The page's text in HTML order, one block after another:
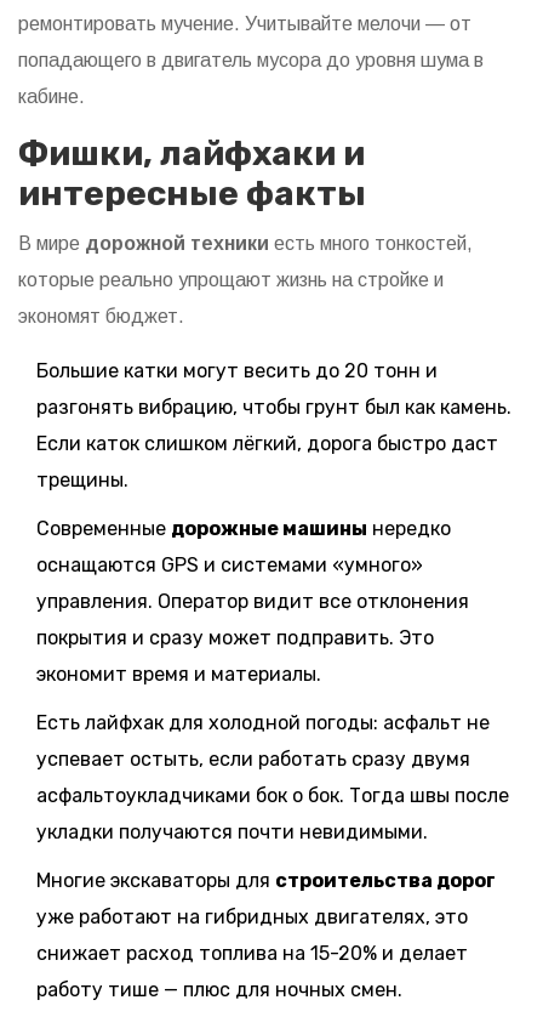
ремонтировать мучение. Учитывайте мелочи — от
попадающего в двигатель мусора до уровня шума в
кабине.
Фишки, лайфхаки и
интересные факты
В мире дорожной техники есть много тонкостей,
которые реально упрощают жизнь на стройке и
экономят бюджет.
Большие катки могут весить до 20 тонн и
разгонять вибрацию, чтобы грунт был как камень.
Если каток слишком лёгкий, дорога быстро даст
трещины.
Современные дорожные машины нередко
оснащаются GPS и системами «умного»
управления. Оператор видит все отклонения
покрытия и сразу может подправить. Это
экономит время и материалы.
Есть лайфхак для холодной погоды: асфальт не
успевает остыть, если работать сразу двумя
асфальтоукладчиками бок о бок. Тогда швы после
укладки получаются почти невидимыми.
Многие экскаваторы для строительства дорог
уже работают на гибридных двигателях, это
снижает расход топлива на 15-20% и делает
работу тише — плюс для ночных смен.